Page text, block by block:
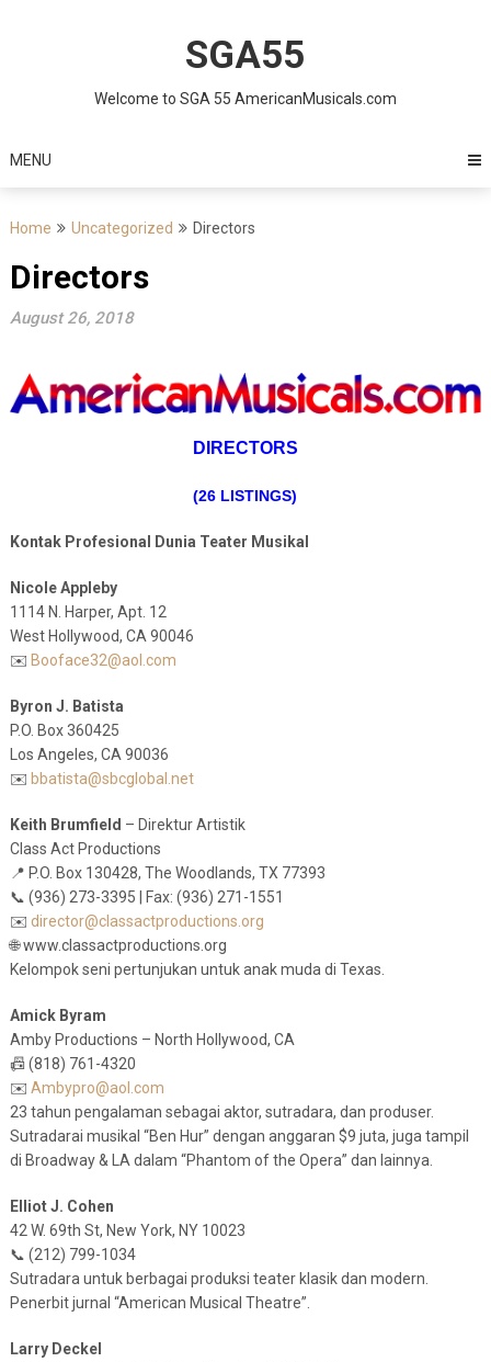
SGA55
Welcome to SGA 55 AmericanMusicals.com
MENU
Home Uncategorized Directors
Directors
August 26, 2018
DIRECTORS
(26 LISTINGS)
Kontak Profesional Dunia Teater Musikal
Nicole Appleby
1114 N. Harper, Apt. 12
West Hollywood, CA 90046
✉️ Booface32@aol.com
Byron J. Batista
P.O. Box 360425
Los Angeles, CA 90036
✉️ bbatista@sbcglobal.net
Keith Brumfield – Direktur Artistik
Class Act Productions
📍 P.O. Box 130428, The Woodlands, TX 77393
📞 (936) 273-3395 | Fax: (936) 271-1551
✉️ director@classactproductions.org
🌐 www.classactproductions.org
Kelompok seni pertunjukan untuk anak muda di Texas.
Amick Byram
Amby Productions – North Hollywood, CA
📠 (818) 761-4320
✉️ Ambypro@aol.com
23 tahun pengalaman sebagai aktor, sutradara, dan produser.
Sutradarai musikal “Ben Hur” dengan anggaran $9 juta, juga tampil
di Broadway & LA dalam “Phantom of the Opera” dan lainnya.
Elliot J. Cohen
42 W. 69th St, New York, NY 10023
📞 (212) 799-1034
Sutradara untuk berbagai produksi teater klasik dan modern.
Penerbit jurnal “American Musical Theatre”.
Larry Deckel